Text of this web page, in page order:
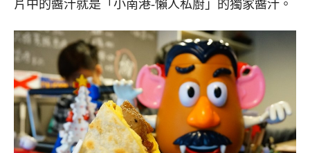
片中的醬汁就是「小南港-懶人私廚」的獨家醬汁。